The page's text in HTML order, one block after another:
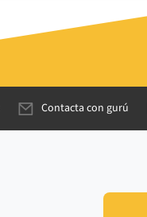
Contacta con gurú